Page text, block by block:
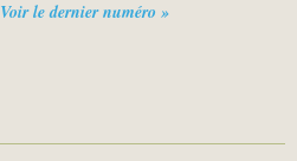
Voir le dernier numéro »